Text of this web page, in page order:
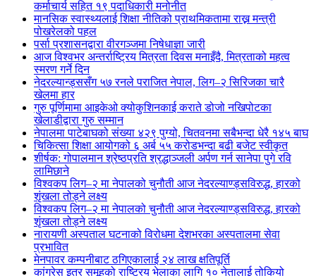
कर्माचार्य सहित १९ पदाधिकारी मनोनीत
मानसिक स्वास्थ्यलाई शिक्षा नीतिको प्राथमिकतामा राख्न मन्त्री
पोखरेलको पहल
पर्सा प्रशासनद्वारा वीरगञ्जमा निषेधाज्ञा जारी
आज विश्वभर अन्तर्राष्ट्रिय मित्रता दिवस मनाइँदै, मित्रताको महत्व
स्मरण गर्ने दिन
नेदरल्यान्ड्ससँग ५७ रनले पराजित नेपाल, लिग–२ सिरिजका चारै
खेलमा हार
गुरु पूर्णिमामा आइकेओ क्योकुशिनकाई कराते डोजो नखिपोटका
खेलाडीद्वारा गुरु सम्मान
नेपालमा पाटेबाघको संख्या ४२९ पुग्यो, चितवनमा सबैभन्दा धेरै १४५ बाघ
चिकित्सा शिक्षा आयोगको ६ अर्ब ५५ करोडभन्दा बढी बजेट स्वीकृत
शीर्षक: गोपालमान श्रेष्ठप्रति श्रद्धाञ्जली अर्पण गर्न सानेपा पुगे रवि
लामिछाने
विश्वकप लिग–२ मा नेपालको चुनौती आज नेदरल्याण्ड्सविरुद्ध, हारको
शृंखला तोड्ने लक्ष्य
विश्वकप लिग–२ मा नेपालको चुनौती आज नेदरल्याण्ड्सविरुद्ध, हारको
शृंखला तोड्ने लक्ष्य
नारायणी अस्पताल घटनाको विरोधमा देशभरका अस्पतालमा सेवा
प्रभावित
मेनपावर कम्पनीबाट ठगिएकालाई २४ लाख क्षतिपूर्ति
कांग्रेस इतर समूहको राष्ट्रिय भेलाका लागि १० नेतालाई तोकियो